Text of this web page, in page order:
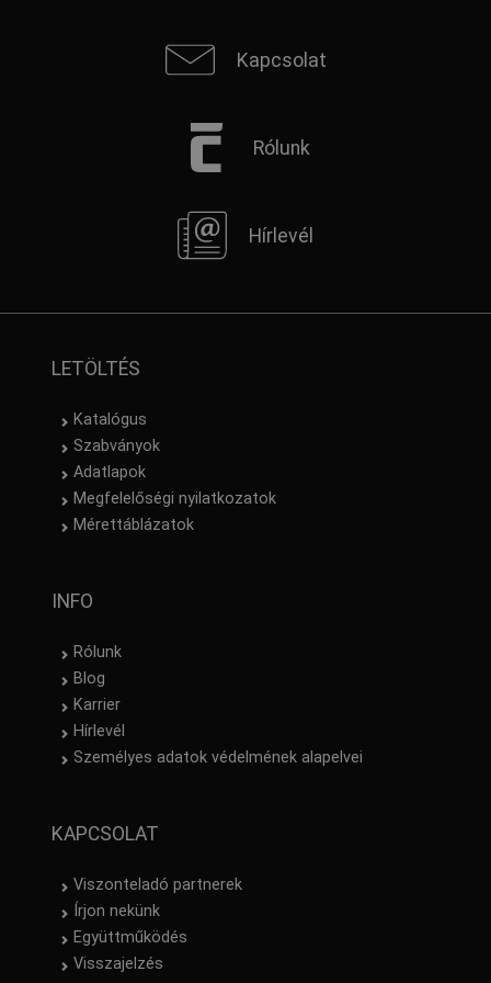
Kapcsolat
Rólunk
Hírlevél
LETÖLTÉS
Katalógus
Szabványok
Adatlapok
Megfelelőségi nyilatkozatok
Mérettáblázatok
INFO
Rólunk
Blog
Karrier
Hírlevél
Személyes adatok védelmének alapelvei
KAPCSOLAT
Viszonteladó partnerek
Írjon nekünk
Együttműködés
Visszajelzés